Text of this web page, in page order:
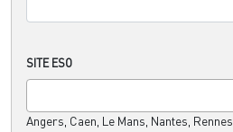
SITE ESO
Angers, Caen, Le Mans, Nantes, Rennes